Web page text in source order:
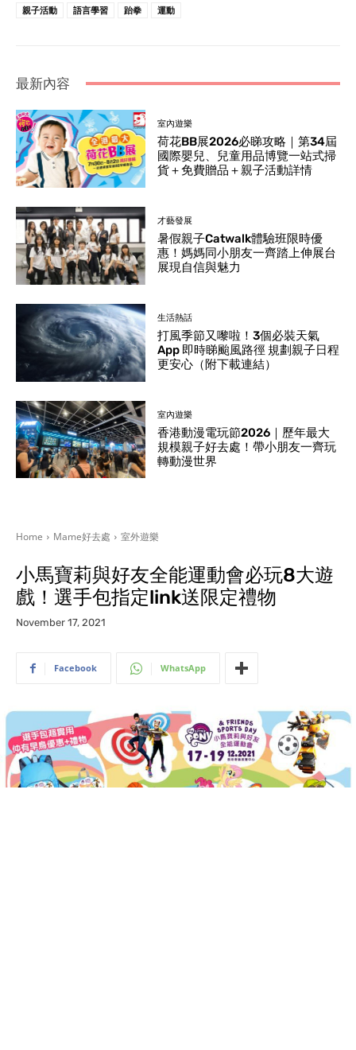
親子活動 語言學習 跆拳 運動
最新內容
室內遊樂
荷花BB展2026必睇攻略｜第34屆
國際嬰兒、兒童用品博覽一站式掃
貨＋免費贈品＋親子活動詳情
才藝發展
暑假親子Catwalk體驗班限時優
惠！媽媽同小朋友一齊踏上伸展台
展現自信與魅力
生活熱話
打風季節又嚟啦！3個必裝天氣
App 即時睇颱風路徑 規劃親子日程
更安心（附下載連結）
室內遊樂
香港動漫電玩節2026｜歷年最大
規模親子好去處！帶小朋友一齊玩
轉動漫世界